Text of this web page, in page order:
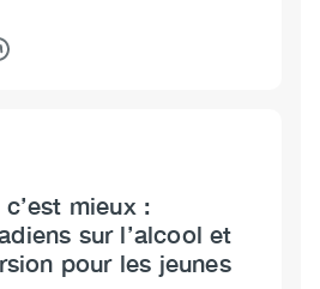
mieux :
sur l’alcool et
pour les jeunes